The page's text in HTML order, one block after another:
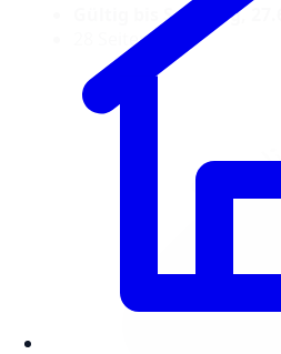
Gültig bis Samstag, 27.6.
28 Seiten